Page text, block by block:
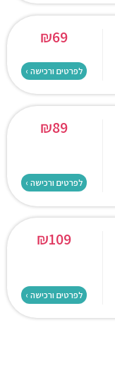
₪69
לפרטים ורכישה ›
₪89
לפרטים ורכישה ›
₪109
לפרטים ורכישה ›